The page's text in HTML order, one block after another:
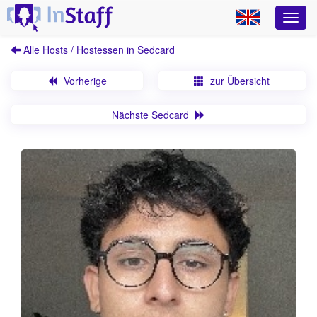
Alle Hosts / Hostessen in Sedcard
Vorherige zur Übersicht
Nächste Sedcard